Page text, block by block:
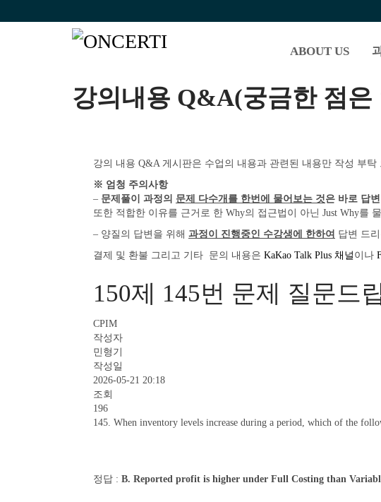
ABOUT US
강의내용 Q&A(궁금한 점은
강의 내용 Q&A 게시판은 수업의 내용과 관련된 내용만 작성 부탁
※ 엄청 주의사항
– 문제풀이 과정의 문제 다수개를 한번에 물어보는 것은 바로 답
또한 적합한 이유를 근거로 한 Why의 접근법이 아닌 Just Why를
– 양질의 답변을 위해 과정이 진행중인 수강생에 한하여 답변 드
결제 및 환불 그리고 기타 문의 내용은 KaKao Talk Plus 채널 이나
150제 145번 문제 질문드
CPIM
작성자
민형기
작성일
2026-05-21 20:18
조회
196
145. When inventory levels increase during a period, which of the
정답 : B. Reported profit is higher under Full Costing than